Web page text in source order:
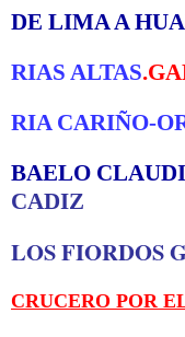
DE LIMA A
RIAS ALTAS
RIA CARIÑO-
BAELO
CADIZ
LOS FIORDOS
CRUCERO POR